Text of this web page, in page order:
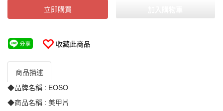
立即購買
收藏此商品
商品描述
◆品牌名稱 : EOSO
◆商品名稱 : 美甲片